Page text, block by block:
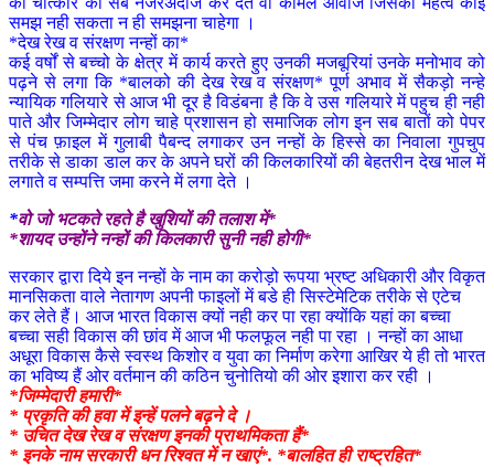
समझ नही सकता न ही समझना चाहेगा ।
*देख रेख व संरक्षण नन्हों का*
कई वर्षों से बच्चो के क्षेत्र में कार्य करते हुए उनकी मजबूरियां उनके मनोभाव को
पढ़ने से लगा कि *बालको की देख रेख व संरक्षण* पूर्ण अभाव में सैकड़ो नन्हे
न्यायिक गलियारे से आज भी दूर है विडंबना है कि वे उस गलियारे में पहुच ही नही
पाते और जिम्मेदार लोग चाहे प्रशासन हो समाजिक लोग इन सब बातों को पेपर
से पंच फ़ाइल में गुलाबी पैबन्द लगाकर उन नन्हों के हिस्से का निवाला गुपचुप
तरीके से डाका डाल कर के अपने घरों की किलकारियों की बेहतरीन देख भाल में
लगाते व सम्पत्ति जमा करने में लगा देते ।
*वो जो भटकते रहते है खुशियों की तलाश में*
*शायद उन्होंने नन्हों की किलकारी सुनी नही होगी*
सरकार द्वारा दिये इन नन्हों के नाम का करोड़ो रूपया भ्रष्ट अधिकारी और विकृत
मानसिकता वाले नेतागण अपनी फाइलों में बडे ही सिस्टेमेटिक तरीके से एटेच
कर लेते हैं। आज भारत विकास क्यों नही कर पा रहा क्योंकि यहां का बच्चा
बच्चा सही विकास की छांव में आज भी फलफूल नही पा रहा । नन्हों का आधा
अधूरा विकास कैसे स्वस्थ किशोर व युवा का निर्माण करेगा आखिर ये ही तो भारत
का भविष्य हैं ओर वर्तमान की कठिन चुनोतियो की ओर इशारा कर रही ।
*जिम्मेदारी हमारी*
* प्रकृति की हवा में इन्हें पलने बढ़ने दे ।
* उचित देख रेख व संरक्षण इनकी प्राथमिकता हैं*
* इनके नाम सरकारी धन रिश्वत में न खाएं*. *बालहित ही राष्ट्रहित*